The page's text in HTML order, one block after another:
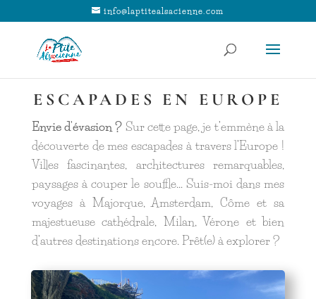
info@laptitealsacienne.com
ESCAPADES EN EUROPE
Envie d’évasion ? Sur cette page, je t’emmène à la
découverte de mes escapades à travers l’Europe !
Villes fascinantes, architectures remarquables,
paysages à couper le souffle… Suis-moi dans mes
voyages à Majorque, Amsterdam, Côme et sa
majestueuse cathédrale, Milan, Vérone et bien
d’autres destinations encore. Prêt(e) à explorer ?